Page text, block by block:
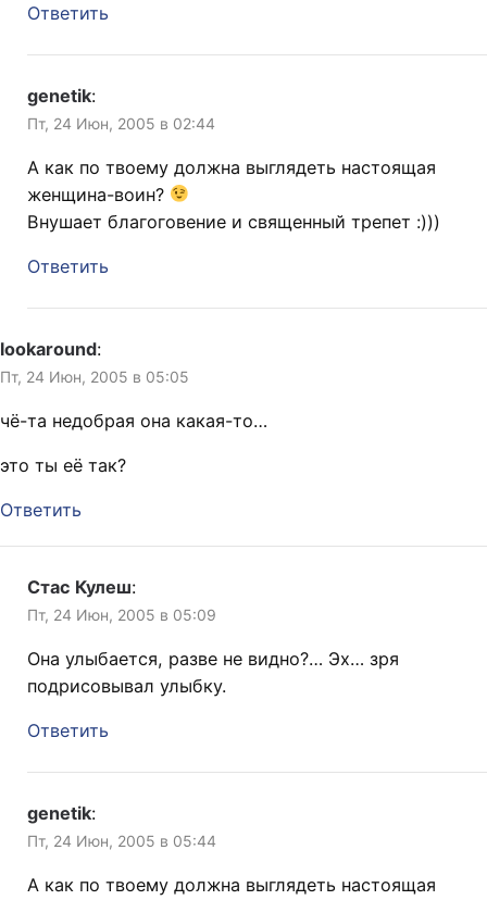
Ответить
genetik:
Пт, 24 Июн, 2005 в 02:44
А как по твоему должна выглядеть настоящая
женщина-воин?
Внушает благоговение и священный трепет :)))
Ответить
lookaround:
Пт, 24 Июн, 2005 в 05:05
чё-та недобрая она какая-то…
это ты её так?
Ответить
Стас Кулеш:
Пт, 24 Июн, 2005 в 05:09
Она улыбается, разве не видно?… Эх… зря
подрисовывал улыбку.
Ответить
genetik:
Пт, 24 Июн, 2005 в 05:44
А как по твоему должна выглядеть настоящая